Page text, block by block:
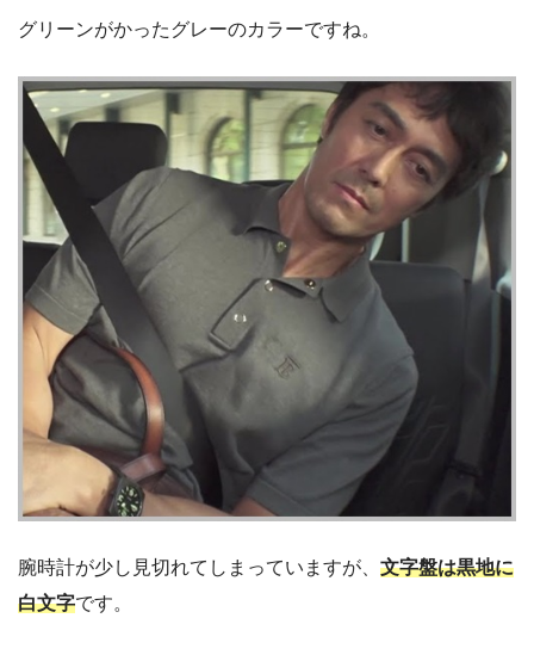
グリーンがかったグレーのカラーですね。
腕時計が少し見切れてしまっていますが、 文字盤は黒地に
白文字です。